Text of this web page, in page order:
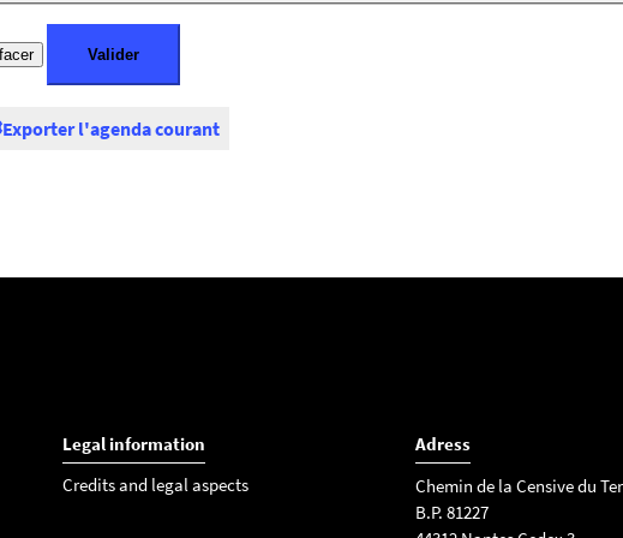
Exporter l'agenda courant
Legal information
Credits and legal aspects
Adress
Chemin de la Censive du
B.P. 81227